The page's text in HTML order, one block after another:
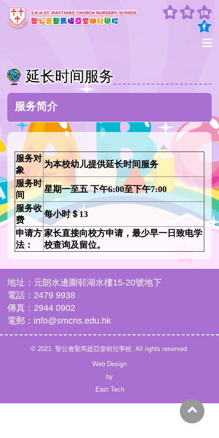
延长时间服务
服务简介
服务对
象
为本校幼儿提供延长时间服务
服务时
间
星期一至五 下午6:00至下午7:00
服务收
费
每小时＄13
申请方
法：
家长直接向校方申请，最少早一日致电学
校查询及留位。
地址：元朗水邊圍邨湖水樓15-20號地下
電話：2479 9938
傳真：2944 0902
電郵：info@smcns.edu.hk
© 2021. 聖公會聖馬提亞堂幼兒學校. All rights reserved.
Web Design
by
East Tech